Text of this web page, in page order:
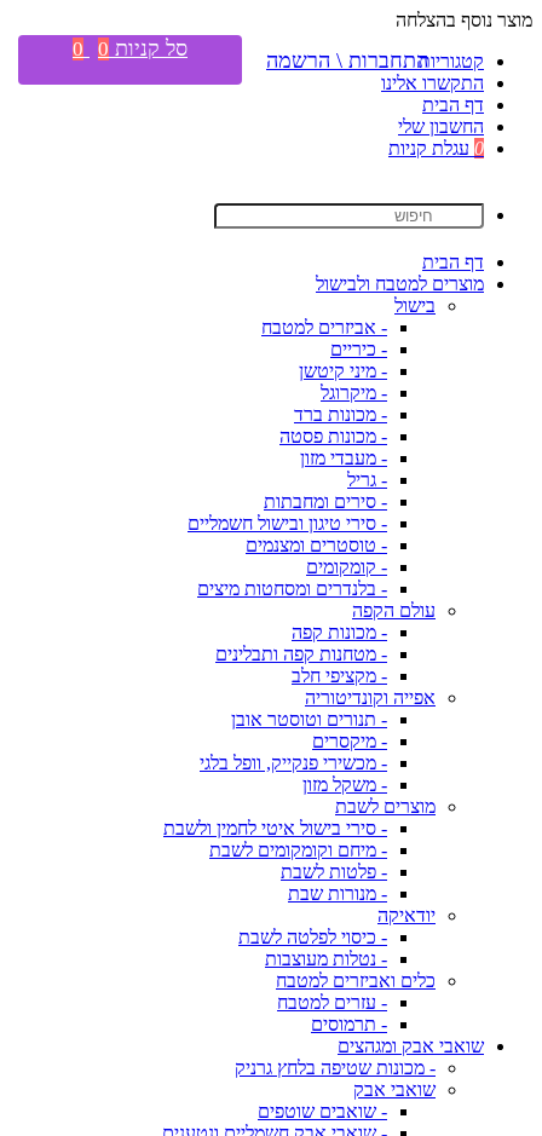
מוצר נוסף בהצלחה
קטגוריות
התקשרו אלינו
דף הבית
החשבון שלי
0 עגלת קניות
דף הבית
מוצרים למטבח ולבישול
בישול
- אביזרים למטבח
- כיריים
- מיני קיטשן
- מיקרוגל
- מכונות ברד
- מכונות פסטה
- מעבדי מזון
- גריל
- סירים ומחבתות
- סירי טיגון ובישול חשמליים
- טוסטרים ומצנמים
- קומקומים
- בלנדרים ומסחטות מיצים
עולם הקפה
- מכונות קפה
- מטחנות קפה ותבלינים
- מקציפי חלב
אפייה וקונדיטוריה
- תנורים וטוסטר אובן
- מיקסרים
- מכשירי פנקייק, וופל בלגי
- משקל מזון
מוצרים לשבת
- סירי בישול איטי לחמין ולשבת
- מיחם וקומקומים לשבת
- פלטות לשבת
- מנורות שבת
יודאיקה
- כיסוי לפלטה לשבת
- נטלות מעוצבות
כלים ואביזרים למטבח
- עזרים למטבח
- תרמוסים
שואבי אבק ומגהצים
- מכונות שטיפה בלחץ גרניק
שואבי אבק
- שואבים שוטפים
התחברות \ הרשמה סל קניות 0
0